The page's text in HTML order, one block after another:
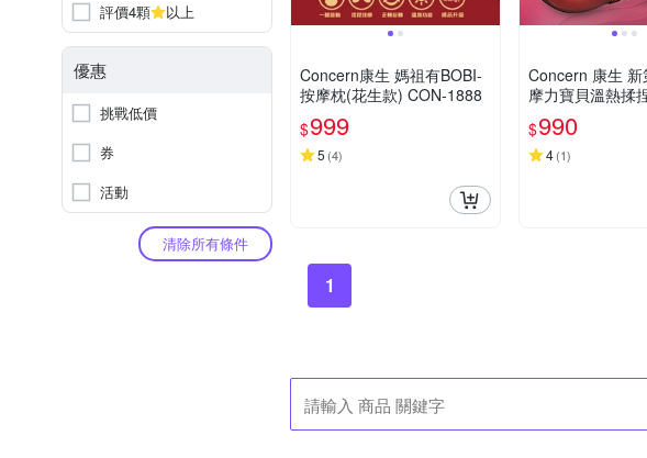
評價4顆
以上
優惠
挑戰低價
券
活動
清除所有條件
Concern康生 媽祖有BOBI-
按摩枕(花生款) CON-1888
$999
5 (4)
Concern 康生
摩力寶貝溫熱揉
瑰紅 CON-1288
$990
4(1)
1